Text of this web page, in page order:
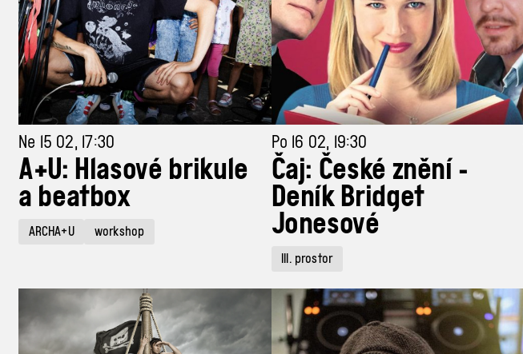
Ne 15 02, 17:30
A+U: Hlasové brikule
a beatbox
ARCHA+U workshop
Po 16 02, 19:30
Čaj: České znění -
Deník Bridget
Jonesové
III. prostor